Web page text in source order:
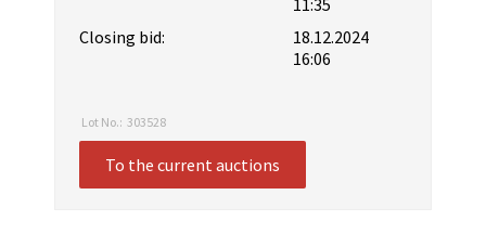
Closing bid:
18.12.2024
16:06
Lot No.: 303528
To the current auctions